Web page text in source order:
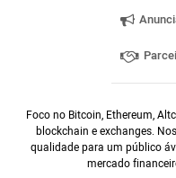
Foco no Bitcoin, Ethereum,
blockchain e exchanges.
qualidade para um público
mercado